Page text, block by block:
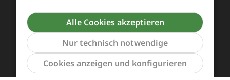
Alle Cookies akzeptieren
Nur technisch notwendige
Cookies anzeigen und konfigurieren